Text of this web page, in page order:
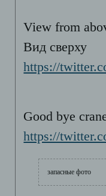
View from
Вид сверху
https://
Good bye
https://
запасные фото